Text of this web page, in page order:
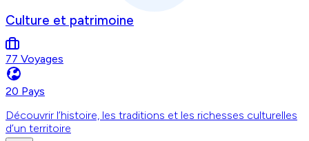
Culture et patrimoine
77 Voyages
20 Pays
Découvrir l’histoire, les traditions et les richesses culturelles
d’un territoire